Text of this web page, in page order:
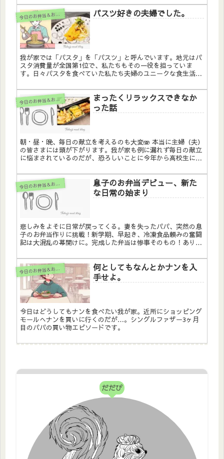
もたれ吉...
今
日のお弁当＆おかず パスツ好きの夫婦でした。
我が家では「パスタ」を「パスツ」と呼んでいます。地元はパ
スタ消費量が全国第1位で、私たちもその一役を担っていま
す。日々パスタを食べていた私たち夫婦のユニークな食生活に
ツァレラチーズのトマトクリーム」を再現しようとした思い出
も。パスタの魅力と家族の温かいエピソードをお楽しみくださ
い。
今
日のお弁当＆おかず
まったくリラックスできなか
った話
朝・昼・晩、毎日の献立を考えるのも大変🫨 本当に主婦（夫）
の皆さまには頭が下がります。我が家も例に漏れず毎日の献立
に悩まされているのだが、恐ろしいことに今年から高校生にな
た息子のたれ...
今
日のお弁当＆おかず
息子のお弁当デビュー、新た
な日常の始まり
悲しみをよそに日常が戻ってくる。妻を失ったパパ、突然の息
子のお弁当作りに挑戦！新学期、早起き、冷凍食品頼みの奮闘
記は大混乱の幕開けに。完成した弁当は惨事そのもの！ありが
今
日のお弁当＆おかず
何としてもなんとかナンを入
手せよ。
今日はどうしてもナンを食べたい我が家。近所にショッピング
モールへナンを買いに行くのだが…。シングルファザー3ヶ月
目のパパの買い物エピソードです。
だだぴ